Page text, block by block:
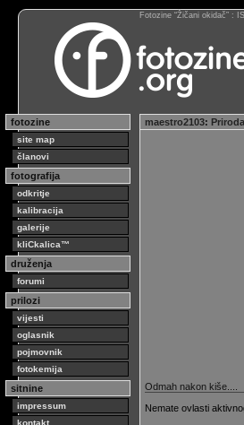
Fotozine “Žičani okidač” :
fotozine
site map
članovi
fotografija
odkritje
kalibracija
galerije
kliCkalica™
druženja
forumi
prilozi
vijesti
oglasnik
pojmovnik
fotokemija
sitnine
impressum
kontakt
maestro2103: Priroda
Odmah nakon kiše....
Nemate ovlasti